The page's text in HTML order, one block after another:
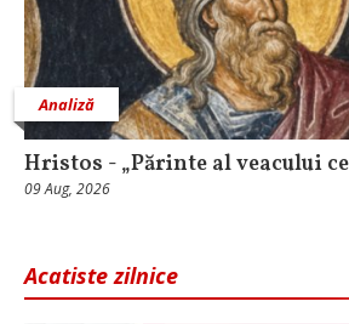
Analiză
Hristos - „Părinte al veacului ce
09 Aug, 2026
Acatiste zilnice